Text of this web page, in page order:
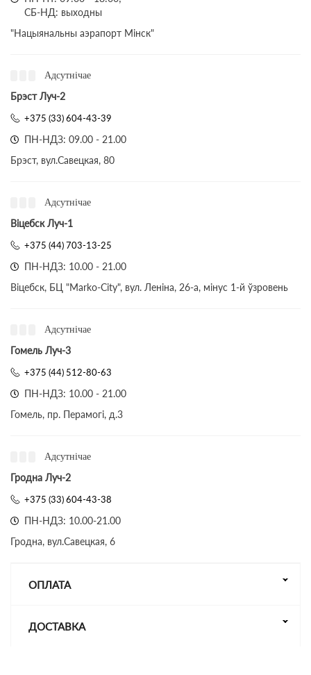
СБ-НД: выходны
"Нацыянальны аэрапорт Мінск"
Адсутнічае
Брэст Луч-2
+375 (33) 604-43-39
ПН-НДЗ: 09.00 - 21.00
Брэст, вул.Савецкая, 80
Адсутнічае
Віцебск Луч-1
+375 (44) 703-13-25
ПН-НДЗ: 10.00 - 21.00
Віцебск, БЦ "Marko-City", вул. Леніна, 26-а, мінус 1-й ўзровень
Адсутнічае
Гомель Луч-3
+375 (44) 512-80-63
ПН-НДЗ: 10.00 - 21.00
Гомель, пр. Перамогі, д.3
Адсутнічае
Гродна Луч-2
+375 (33) 604-43-38
ПН-НДЗ: 10.00-21.00
Гродна, вул.Савецкая, 6
ОПЛАТА
ДОСТАВКА